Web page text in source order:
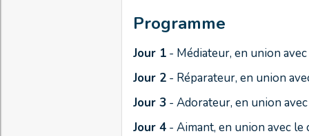
Programme
Jour 1 - Médiateur, en union
Jour 2 - Réparateur, en union
Jour 3 - Adorateur, en union
Jour 4 - Aimant, en union avec